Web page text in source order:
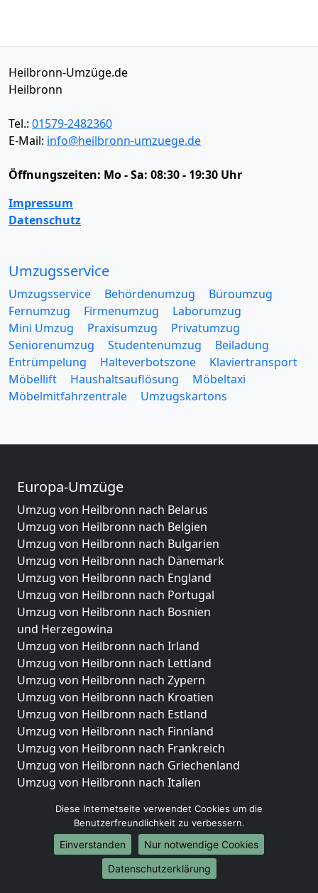
Heilbronn-Umzüge.de
Heilbronn
Tel.: 01579-2482360
E-Mail: info@heilbronn-umzuege.de
Öffnungszeiten: Mo - Sa: 08:30 - 19:30 Uhr
Impressum
Datenschutz
Umzugsservice
Umzugsservice Behördenumzug
Büroumzug
Fernumzug
Firmenumzug
Laborumzug
Mini Umzug
Praxisumzug
Privatumzug
Seniorenumzug
Studentenumzug
Beiladung
Entrümpelung
Halteverbotszone
Klaviertransport
Möbellift
Haushaltsauflösung
Möbeltaxi
Möbelmitfahrzentrale
Umzugskartons
Europa-Umzüge
Umzug von Heilbronn nach Belarus
Umzug von Heilbronn nach Belgien
Umzug von Heilbronn nach Bulgarien
Umzug von Heilbronn nach Dänemark
Umzug von Heilbronn nach England
Umzug von Heilbronn nach Portugal
Umzug von Heilbronn nach Bosnien
und Herzegowina
Umzug von Heilbronn nach Irland
Umzug von Heilbronn nach Lettland
Umzug von Heilbronn nach Zypern
Umzug von Heilbronn nach Kroatien
Umzug von Heilbronn nach Estland
Umzug von Heilbronn nach Finnland
Umzug von Heilbronn nach Frankreich
Umzug von Heilbronn nach Griechenland
Umzug von Heilbronn nach Italien
Umzug von Heilbronn nach Luxemburg
Umzug von Heilbronn nach Niederlande
Umzug von Heilbronn nach Norwegen
Umzüge-Deutschlandweit
Diese Internetseite verwendet Cookies um die
Benutzerfreundlichkeit zu verbessern.
Einverstanden
Nur notwendige Cookies
Datenschutzerklärung